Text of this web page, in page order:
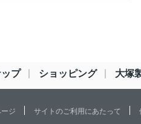
プ ショッピング 大塚
ジ サイトのご利用にあたって